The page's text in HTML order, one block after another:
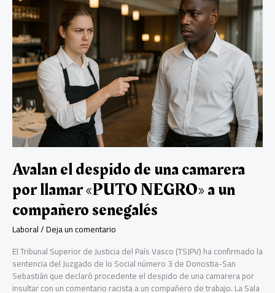
p
acreditación
de
recepción:
despido
improcedente
Avalan el despido de una camarera
por llamar «PUTO NEGRO» a un
compañero senegalés
Laboral/Deja un comentario
El Tribunal Superior de Justicia del País Vasco (TSJPV) ha confirmado la
sentencia del Juzgado de lo Social número 3 de Donostia-San
Sebastián que declaró procedente el despido de una camarera por
insultar con un comentario racista a un compañero de trabajo. La Sala